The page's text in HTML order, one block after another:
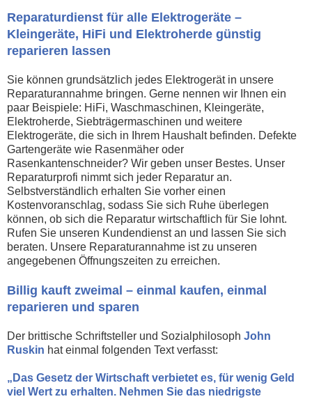
Reparaturdienst für alle Elektrogeräte –
Kleingeräte, HiFi und Elektroherde günstig
reparieren lassen
Sie können grundsätzlich jedes Elektrogerät in unsere
Reparaturannahme bringen. Gerne nennen wir Ihnen ein
paar Beispiele: HiFi, Waschmaschinen, Kleingeräte,
Elektroherde, Siebträgermaschinen und weitere
Elektrogeräte, die sich in Ihrem Haushalt befinden. Defekte
Gartengeräte wie Rasenmäher oder
Rasenkantenschneider? Wir geben unser Bestes. Unser
Reparaturprofi nimmt sich jeder Reparatur an.
Selbstverständlich erhalten Sie vorher einen
Kostenvoranschlag, sodass Sie sich Ruhe überlegen
können, ob sich die Reparatur wirtschaftlich für Sie lohnt.
Rufen Sie unseren Kundendienst an und lassen Sie sich
beraten. Unsere Reparaturannahme ist zu unseren
angegebenen Öffnungszeiten zu erreichen.
Billig kauft zweimal – einmal kaufen, einmal
reparieren und sparen
Der brittische Schriftsteller und Sozialphilosoph John
Ruskin hat einmal folgenden Text verfasst:
„Das Gesetz der Wirtschaft verbietet es, für wenig Geld
viel Wert zu erhalten. Nehmen Sie das niedrigste